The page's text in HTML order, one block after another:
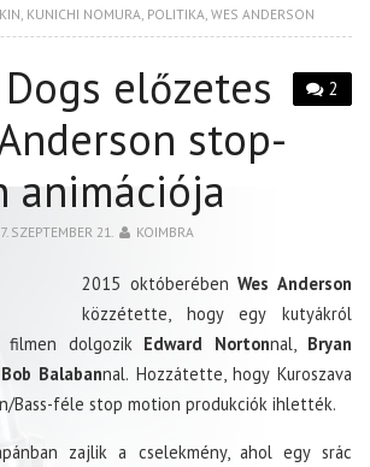
KUNICHI NOMURA POLITIKA ,WES ANDERSON
2
előzetes
stop-
animációja
SZEPTEMBER 21. KOIMBRA
2015 októberébenWes Anderson
közzétette, hogy egy kutyákról
filmen dolgozik Edward Nortonnal, Bryan
Bob Balabannal. Hozzátette, hogy Kuroszava
Bass-féle stop motion produkciók ihlették.
zajlik a cselekmény, ahol egy srác